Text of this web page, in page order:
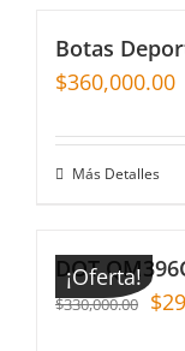
Botas
$360,000.00
Más Detalles
¡Oferta!
DOT
$330,000.00 $